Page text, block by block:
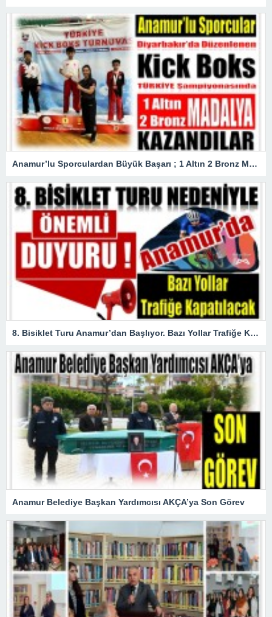
Anamur’lu Sporculardan Büyük Başarı ; 1 Altın 2 Bronz Madalya Kazandılar
8. Bisiklet Turu Anamur’dan Başlıyor. Bazı Yollar Trafiğe Kapatılacak
Anamur Belediye Başkan Yardımcısı AKÇA’ya Son Görev